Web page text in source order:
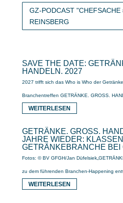
GZ-PODCAST
REINSBERG
SAVE THE DATE:
HANDELN. 2027
2027 trifft sich das Who is Who der
Branchentreffen GETRÄNKE. GROSS.
WEITERLESEN
GETRÄNKE. GROSS.
JAHRE WIEDER:
GETRÄNKEBRANCHE BEI
Fotos: © BV GFGH/Jan
zu dem führenden Branchen-Happening
WEITERLESEN